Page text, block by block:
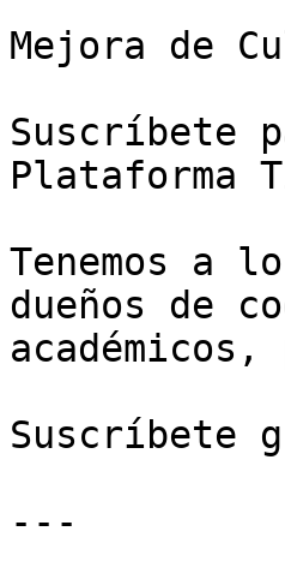
Mejora de
Suscríbete
Plataforma
Tenemos a
dueños de
Suscríbete
---